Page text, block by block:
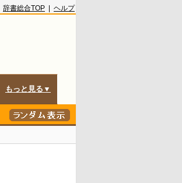
辞書総合TOP ヘルプ
もっと見る▼